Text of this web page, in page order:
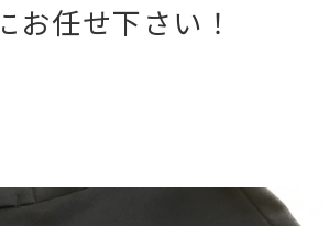
任せ下さい！